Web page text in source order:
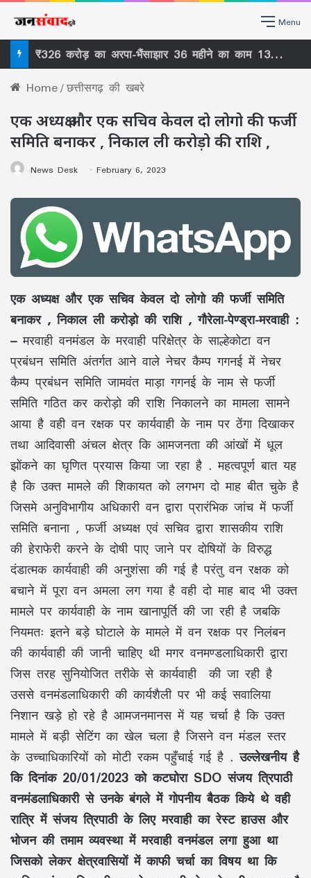
Menu
सिकासार से सिर्फ कानूनी बाधा नहीं हटी, वर्षों पुराने ‘ठेकेदारी तंत्र’ पर भी खड़ा हुआ बड़ा सवाल
Home/छत्तीसगढ़ की खबरे
एक अध्यक्ष और एक सचिव केवल दो लोगो की फर्जी
समिति बनाकर , निकाल ली करोड़ो की राशि ,
News Desk February 6, 2023
एक अध्यक्ष और एक सचिव केवल दो लोगो की फर्जी समिति
बनाकर , निकाल ली करोड़ो की राशि , गौरेला-पेण्ड्रा-मरवाही :
–मरवाही वनमंडल के मरवाही परिक्षेत्र के साल्हेकोटा वन
प्रबंधन समिति अंतर्गत आने वाले नेचर कैम्प गगनई में नेचर
कैम्प प्रबंधन समिति जामवंत माड़ा गगनई के नाम से फर्जी
समिति गठित कर करोड़ो की राशि निकालने का मामला सामने
आया है वही वन रक्षक पर कार्यवाही के नाम पर ठेंगा दिखाकर
तथा आदिवासी अंचल क्षेत्र कि आमजनता की आंखों में धूल
झोंकने का घृणित प्रयास किया जा रहा है . महत्वपूर्ण बात यह
है कि उक्त मामले की शिकायत को लगभग दो माह बीत चुके है
जिसमे अनुविभागीय अधिकारी वन द्वारा प्रारंभिक जांच में फर्जी
समिति बनाना , फर्जी अध्यक्ष एवं सचिव द्वारा शासकीय राशि
की हेराफेरी करने के दोषी पाए जाने पर दोषियों के विरुद्ध
दंडात्मक कार्यवाही की अनुशंसा की गई है परंतु वन रक्षक को
बचाने में पूरा वन अमला लग गया है वही दो माह बाद भी उक्त
मामले पर कार्यवाही के नाम खानापूर्ति की जा रही है जबकि
नियमतः इतने बड़े घोटाले के मामले में वन रक्षक पर निलंबन
की कार्यवाही की जानी चाहिए थी मगर वनमण्डलाधिकारी द्वारा
जिस तरह सुनियोजित तरीके से कार्यवाही की जा रही है
उससे वनमंडलाधिकारी की कार्यशैली पर भी कई सवालिया
निशान खड़े हो रहे है आमजनमानस में यह चर्चा है कि उक्त
मामले में बड़ी सेटिंग का खेल चला है जिसने वन मंडल स्तर
के उच्चाधिकारियों को मोटी रकम पहुँचाई गई है .उल्लेखनीय है
कि दिनांक 20/01/2023 को कटघोरा SDO संजय त्रिपाठी
वनमंडलाधिकारी से उनके बंगले में गोपनीय बैठक किये थे वही
रात्रि में संजय त्रिपाठी के लिए मरवाही का रेस्ट हाउस और
भोजन की तमाम व्यवस्था में मरवाही वनमंडल लगा हुआ था
जिसको लेकर क्षेत्रवासियों में काफी चर्चा का विषय था कि